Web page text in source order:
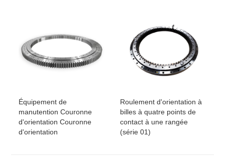
Équipement de
manutention Couronne
d'orientation Couronne
d'orientation
Roulement d'orientation à
billes à quatre points de
contact à une rangée
(série 01)